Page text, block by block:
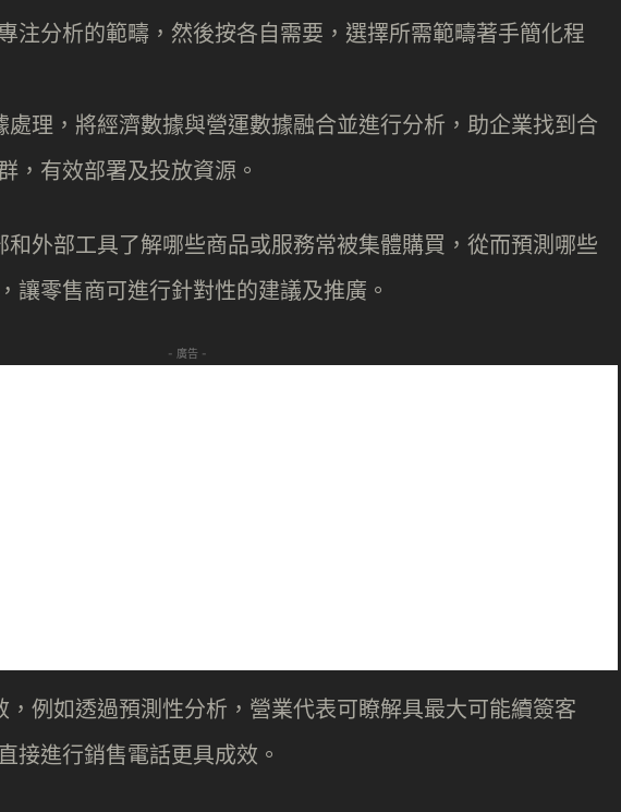
注分析的範疇，然後按各自需要，選擇所需範疇著手簡化程
理，將經濟數據與營運數據融合並進行分析，助企業找到合
，有效部署及投放資源。
外部工具了解哪些商品或服務常被集體購買，從而預測哪些
讓零售商可進行針對性的建議及推廣。
- 廣告 -
例如透過預測性分析，營業代表可瞭解具最大可能續簽客
接進行銷售電話更具成效。